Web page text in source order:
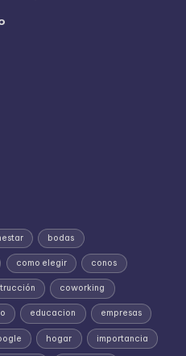
bodas
como elegir conos
coworking
educacion empresas
hogar importancia